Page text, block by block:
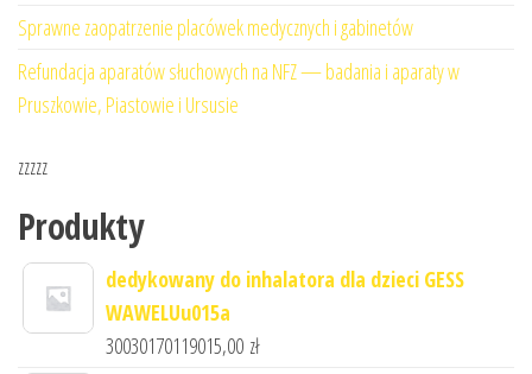
Sprawne zaopatrzenie placówek medycznych i gabinetów
Refundacja aparatów słuchowych na NFZ — badania i aparaty w
Pruszkowie, Piastowie i Ursusie
zzzzz
Produkty
dedykowany do inhalatora dla dzieci GESS
WAWELUu015a
30030170119015,00 zł